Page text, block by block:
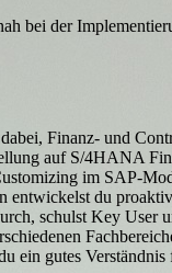
bei der
Finanz- und
auf S/4HANA
im
entwickelst du
schulst Key User
ein gutes